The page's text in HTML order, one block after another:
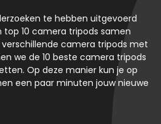
te hebben uitgevoerd
10 camera tripods samen
camera tripods met
we de 10 beste camera tripods
Op deze manier kun je op
een paar minuten jouw nieuwe